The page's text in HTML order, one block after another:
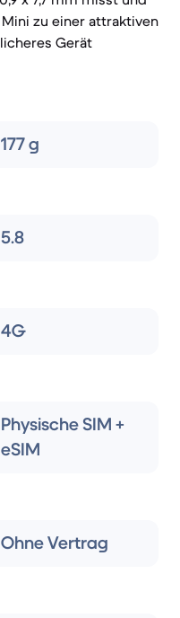
zu einer attraktiven
Gerät
177 g
5.8
4G
Physische SIM +
eSIM
Ohne Vertrag